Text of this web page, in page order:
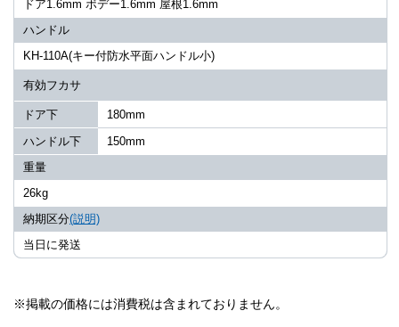
ドア1.6mm ボデー1.6mm 屋根1.6mm
ハンドル
KH-110A(キー付防水平面ハンドル小)
有効フカサ
ドア下
180mm
ハンドル下
150mm
重量
26kg
納期区分(説明)
当日に発送
※掲載の価格には消費税は含まれておりません。